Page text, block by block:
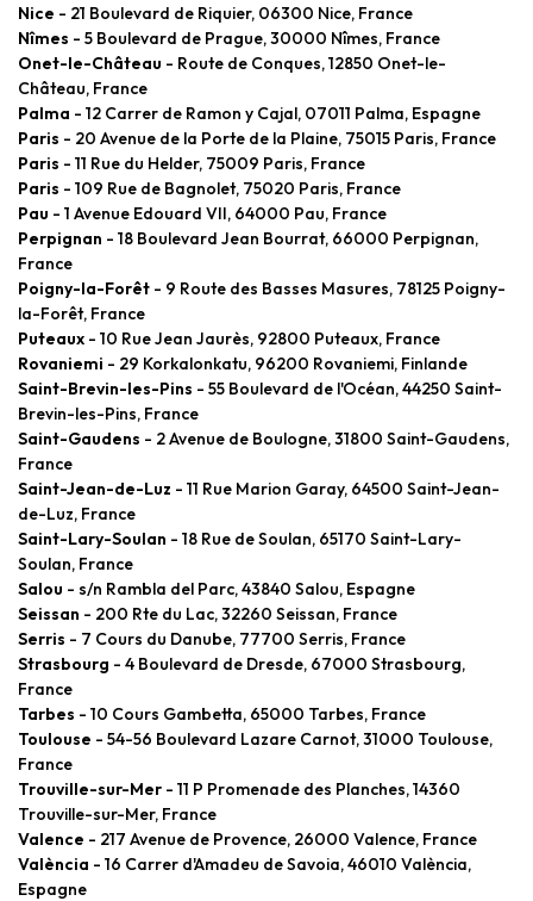
Nice - 21 Boulevard de Riquier, 06300 Nice, France
Nîmes - 5 Boulevard de Prague, 30000 Nîmes, France
Onet-le-Château - Route de Conques, 12850 Onet-le-
Château, France
Palma - 12 Carrer de Ramon y Cajal, 07011 Palma, Espagne
Paris - 20 Avenue de la Porte de la Plaine, 75015 Paris, France
Paris - 11 Rue du Helder, 75009 Paris, France
Paris - 109 Rue de Bagnolet, 75020 Paris, France
Pau - 1 Avenue Edouard VII, 64000 Pau, France
Perpignan - 18 Boulevard Jean Bourrat, 66000 Perpignan,
France
Poigny-la-Forêt - 9 Route des Basses Masures, 78125 Poigny-
la-Forêt, France
Puteaux - 10 Rue Jean Jaurès, 92800 Puteaux, France
Rovaniemi - 29 Korkalonkatu, 96200 Rovaniemi, Finlande
Saint-Brevin-les-Pins - 55 Boulevard de l'Océan, 44250 Saint-
Brevin-les-Pins, France
Saint-Gaudens - 2 Avenue de Boulogne, 31800 Saint-Gaudens,
France
Saint-Jean-de-Luz - 11 Rue Marion Garay, 64500 Saint-Jean-
de-Luz, France
Saint-Lary-Soulan - 18 Rue de Soulan, 65170 Saint-Lary-
Soulan, France
Salou - s/n Rambla del Parc, 43840 Salou, Espagne
Seissan - 200 Rte du Lac, 32260 Seissan, France
Serris - 7 Cours du Danube, 77700 Serris, France
Strasbourg - 4 Boulevard de Dresde, 67000 Strasbourg,
France
Tarbes - 10 Cours Gambetta, 65000 Tarbes, France
Toulouse - 54-56 Boulevard Lazare Carnot, 31000 Toulouse,
France
Trouville-sur-Mer - 11 P Promenade des Planches, 14360
Trouville-sur-Mer, France
Valence - 217 Avenue de Provence, 26000 Valence, France
València - 16 Carrer d'Amadeu de Savoia, 46010 València,
Espagne